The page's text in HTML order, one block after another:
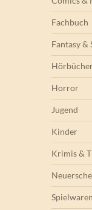
Fachbuch
Fantasy &
Horror
Jugend
Kinder
Krimis &
Spielwaren